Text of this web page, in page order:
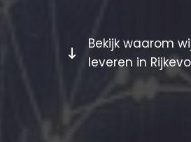
Bekijk waarom
leveren in